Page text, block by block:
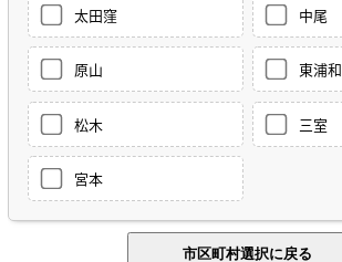
太田窪 中尾
原山 東浦和
松木 三室
宮本